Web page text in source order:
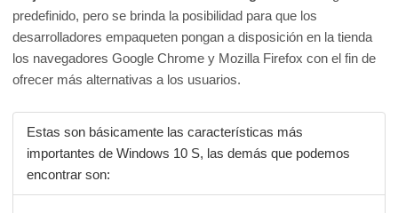
predefinido, pero se brinda la posibilidad para que los
desarrolladores empaqueten pongan a disposición en la tienda
los navegadores Google Chrome y Mozilla Firefox con el fin de
ofrecer más alternativas a los usuarios.
Estas son básicamente las características más
importantes de Windows 10 S, las demás que podemos
encontrar son: